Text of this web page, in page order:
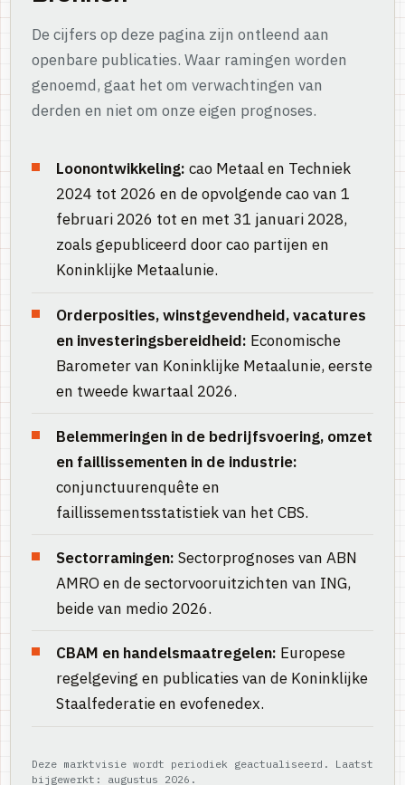
De cijfers op deze pagina zijn ontleend aan
openbare publicaties. Waar ramingen worden
genoemd, gaat het om verwachtingen van
derden en niet om onze eigen prognoses.
Loonontwikkeling: cao Metaal en Techniek
2024 tot 2026 en de opvolgende cao van 1
februari 2026 tot en met 31 januari 2028,
zoals gepubliceerd door cao partijen en
Koninklijke Metaalunie.
Orderposities, winstgevendheid, vacatures
en investeringsbereidheid: Economische
Barometer van Koninklijke Metaalunie, eerste
en tweede kwartaal 2026.
Belemmeringen in de bedrijfsvoering, omzet
en faillissementen in de industrie:
conjunctuurenquête en
faillissementsstatistiek van het CBS.
Sectorramingen: Sectorprognoses van ABN
AMRO en de sectorvooruitzichten van ING,
beide van medio 2026.
CBAM en handelsmaatregelen: Europese
regelgeving en publicaties van de Koninklijke
Staalfederatie en evofenedex.
Deze marktvisie wordt periodiek geactualiseerd. Laatst
bijgewerkt: augustus 2026.